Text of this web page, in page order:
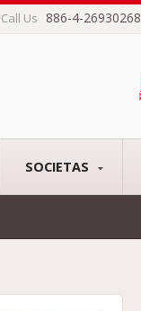
Call Us 886-4-26930268
SOCIETAS